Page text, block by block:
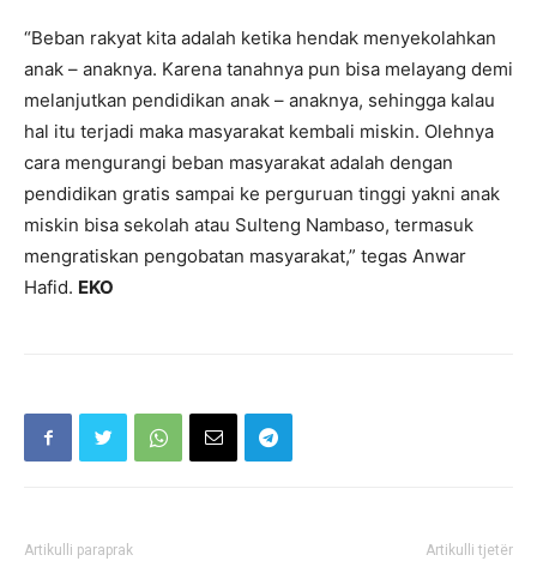
“Beban rakyat kita adalah ketika hendak menyekolahkan
anak – anaknya. Karena tanahnya pun bisa melayang demi
melanjutkan pendidikan anak – anaknya, sehingga kalau
hal itu terjadi maka masyarakat kembali miskin. Olehnya
cara mengurangi beban masyarakat adalah dengan
pendidikan gratis sampai ke perguruan tinggi yakni anak
miskin bisa sekolah atau Sulteng Nambaso, termasuk
mengratiskan pengobatan masyarakat,” tegas Anwar
Hafid. EKO
Artikulli paraprak Artikulli tjetër